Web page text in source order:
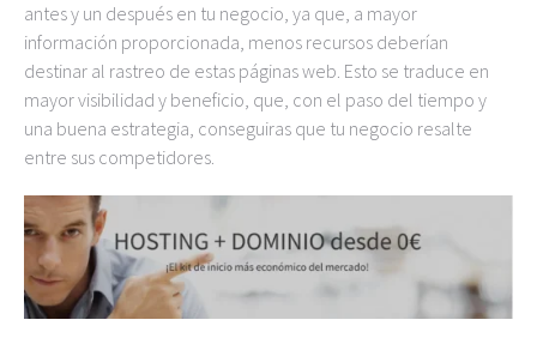
antes y un después en tu negocio, ya que, a mayor
información proporcionada, menos recursos deberían
destinar al rastreo de estas páginas web. Esto se traduce en
mayor visibilidad y beneficio, que, con el paso del tiempo y
una buena estrategia, conseguiras que tu negocio resalte
entre sus competidores.